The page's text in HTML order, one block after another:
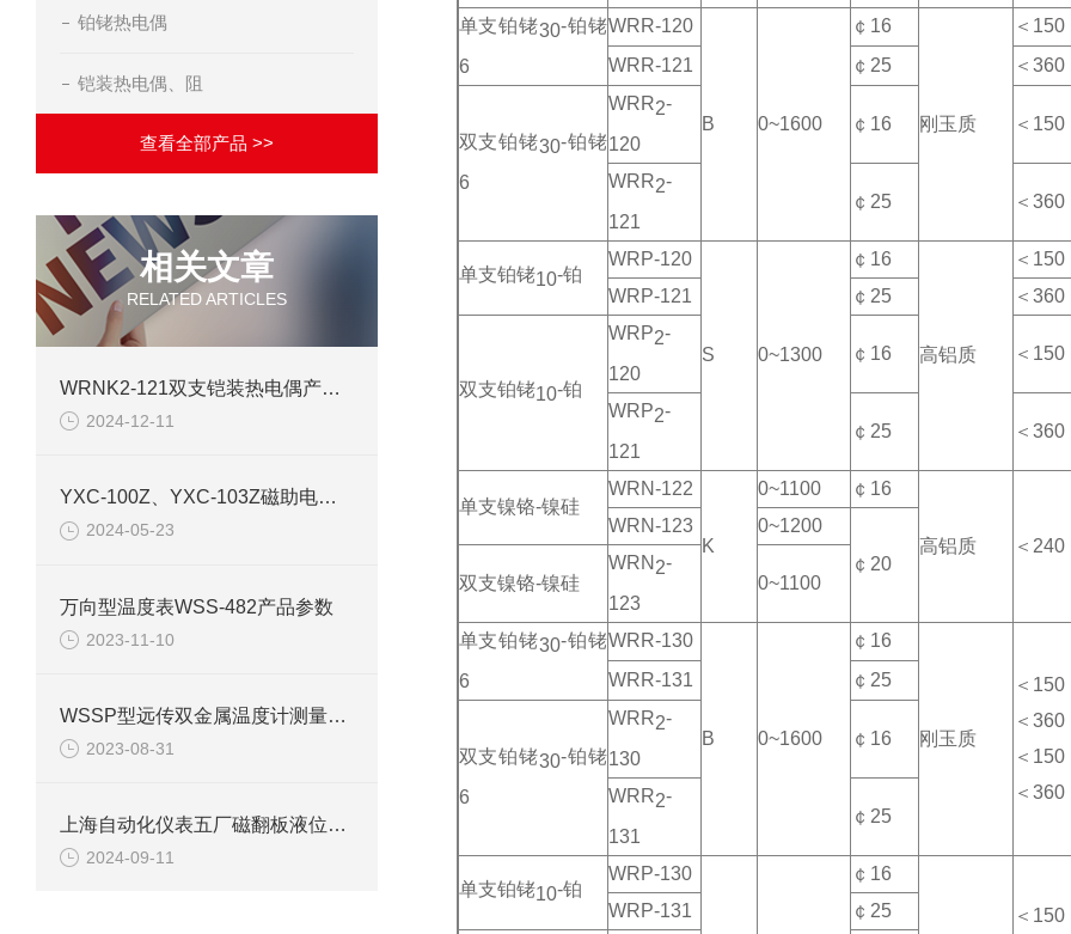
铂铑热电偶
铠装热电偶、阻
查看全部产品 >>
相关文章
RELATED ARTICLES
WRNK2-121双支铠装热电偶产品详情
2024-12-11
YXC-100Z、YXC-103Z磁助电接点压力表产品介绍
2024-05-23
万向型温度表WSS-482产品参数
2023-11-10
WSSP型远传双金属温度计测量特点介绍
2023-08-31
上海自动化仪表五厂磁翻板液位计检查装置
2024-09-11
单支铂铑30-铂铑
6
WRR-120
B 0~1600
￠16
刚玉质
＜150
WRR-121
￠25 ＜360
双支铂铑30-铂铑
6
WRR2-
120
￠16 ＜150
WRR2-
121
￠25 ＜360
单支铂铑10-铂
WRP-120
S 0~1300
￠16
高铝质
＜150
WRP-121
￠25 ＜360
双支铂铑10-铂
WRP2-
120
￠16 ＜150
WRP2-
121
￠25 ＜360
单支镍铬-镍硅
WRN-122
K
0~1100 ￠16
高铝质 ＜240
WRN-123
0~1200
￠20
双支镍铬-镍硅
WRN 2-
123
0~1100
单支铂铑30-铂铑
6
WRR-130
B 0~1600
￠16
刚玉质
＜150
＜360
＜150
＜360
WRR-131 ￠25
双支铂铑30-铂铑
6
WRR2-
130
￠16
WRR2-
131
￠25
单支铂铑10-铂
WRP-130 ￠16
＜150
WRP-131 ￠25